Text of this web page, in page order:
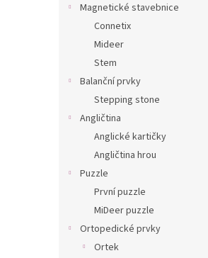
Magnetické stavebnice
Connetix
Mideer
Stem
Balanční prvky
Stepping stone
Angličtina
Anglické kartičky
Angličtina hrou
Puzzle
První puzzle
MiDeer puzzle
Ortopedické prvky
Ortek